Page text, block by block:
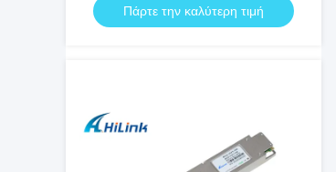
Πάρτε την καλύτερη τιμή